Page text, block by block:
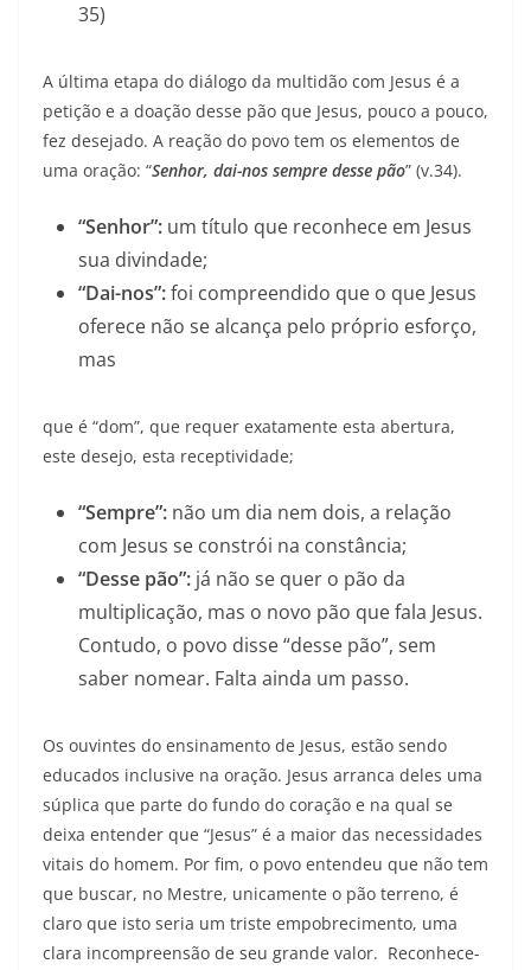
35)
A última etapa do diálogo da multidão com Jesus é a
petição e a doação desse pão que Jesus, pouco a pouco,
fez desejado. A reação do povo tem os elementos de
uma oração: “Senhor, dai-nos sempre desse pão” (v.34).
“Senhor”: um título que reconhece em Jesus
sua divindade;
“Dai-nos”:foi compreendido que o que Jesus
oferece não se alcança pelo próprio esforço,
mas
que é “dom”, que requer exatamente esta abertura,
este desejo, esta receptividade;
“Sempre”: não um dia nem dois, a relação
com Jesus se constrói na constância;
“Desse pão”: já não se quer o pão da
multiplicação, mas o novo pão que fala Jesus.
Contudo, o povo disse “desse pão”, sem
saber nomear. Falta ainda um passo.
Os ouvintes do ensinamento de Jesus, estão sendo
educados inclusive na oração. Jesus arranca deles uma
súplica que parte do fundo do coração e na qual se
deixa entender que “Jesus” é a maior das necessidades
vitais do homem. Por fim, o povo entendeu que não tem
que buscar, no Mestre, unicamente o pão terreno, é
claro que isto seria um triste empobrecimento, uma
clara incompreensão de seu grande valor. Reconhece-